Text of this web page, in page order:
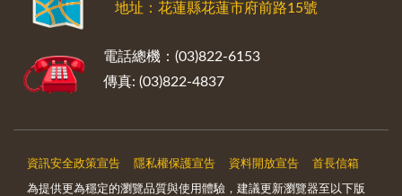
地址：花蓮縣花蓮市府前路15號
電話總機：(03)822-6153
傳真: (03)822-4837
資訊安全政策宣告 隱私權保護宣告 資料開放宣告 首長信箱
為提供更為穩定的瀏覽品質與使用體驗，建議更新瀏覽器至以下版